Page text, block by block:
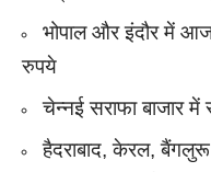
भोपाल और इंदौर में
रुपये
चेन्नई सराफा बाजार
हैदराबाद, केरल,